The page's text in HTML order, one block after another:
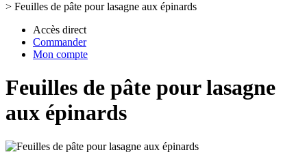
> Feuilles de pâte pour lasagne aux épinards
Accès direct
Commander
Mon compte
Feuilles de pâte pour lasagne
aux épinards